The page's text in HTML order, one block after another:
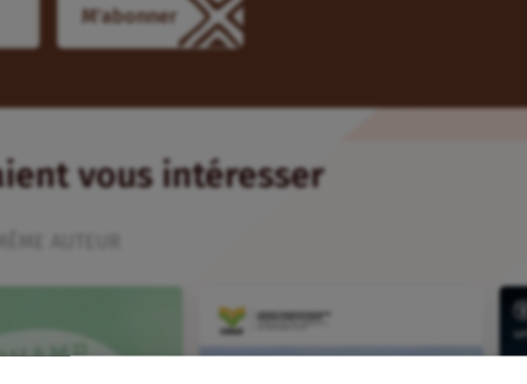
vous intéresser